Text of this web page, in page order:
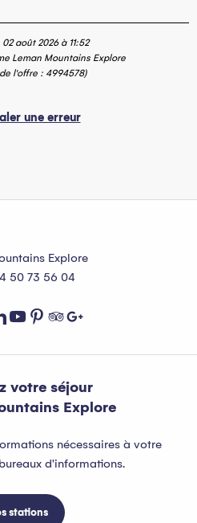
août 2026 à 11:52
Leman Mountains Explore
l'offre : 4994578)
une erreur
Explore
50 73 56 04
votre séjour
Explore
nécessaires à votre
d'informations.
stations